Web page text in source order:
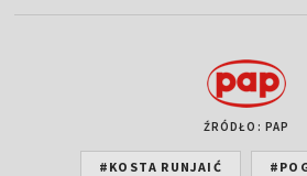
ŹRÓDŁO: PAP
#KOSTA RUNJAIĆ